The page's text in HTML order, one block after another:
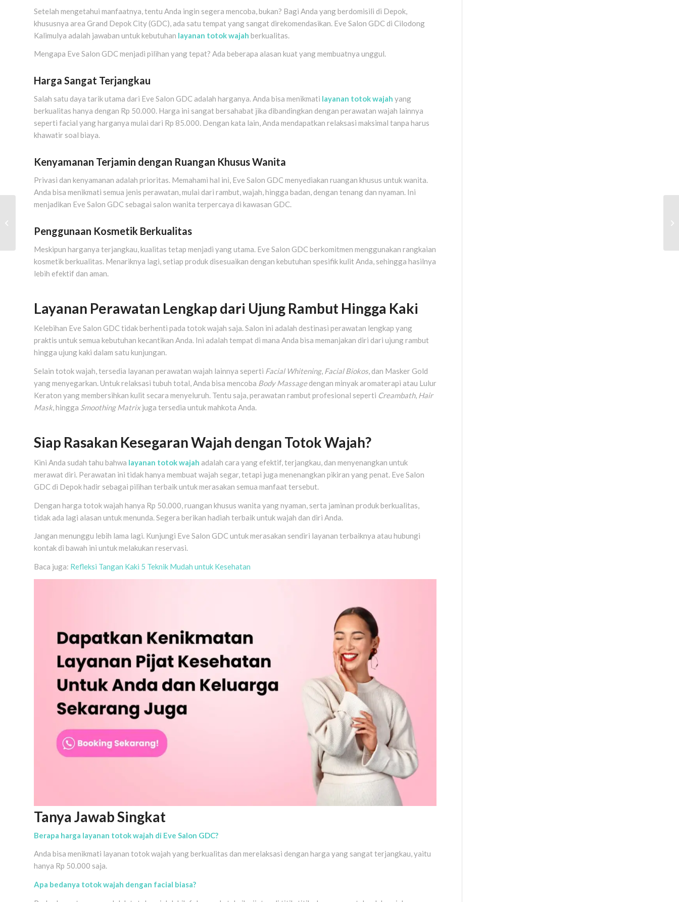
Setelah mengetahui manfaatnya, tentu Anda ingin segera mencoba, bukan? Bagi Anda yang berdomisili di Depok,
khususnya area Grand Depok City (GDC), ada satu tempat yang sangat direkomendasikan. Eve Salon GDC di Cilodong
Kalimulya adalah jawaban untuk kebutuhan layanan totok wajah berkualitas.
Mengapa Eve Salon GDC menjadi pilihan yang tepat? Ada beberapa alasan kuat yang membuatnya unggul.
Harga Sangat Terjangkau
Salah satu daya tarik utama dari Eve Salon GDC adalah harganya. Anda bisa menikmati layanan totok wajah yang
berkualitas hanya dengan Rp 50.000. Harga ini sangat bersahabat jika dibandingkan dengan perawatan wajah lainnya
seperti facial yang harganya mulai dari Rp 85.000. Dengan kata lain, Anda mendapatkan relaksasi maksimal tanpa harus
khawatir soal biaya.
Kenyamanan Terjamin dengan Ruangan Khusus Wanita
Privasi dan kenyamanan adalah prioritas. Memahami hal ini, Eve Salon GDC menyediakan ruangan khusus untuk wanita.
Anda bisa menikmati semua jenis perawatan, mulai dari rambut, wajah, hingga badan, dengan tenang dan nyaman. Ini
menjadikan Eve Salon GDC sebagai salon wanita terpercaya di kawasan GDC.
Penggunaan Kosmetik Berkualitas
Meskipun harganya terjangkau, kualitas tetap menjadi yang utama. Eve Salon GDC berkomitmen menggunakan rangkaian
kosmetik berkualitas. Menariknya lagi, setiap produk disesuaikan dengan kebutuhan spesifik kulit Anda, sehingga hasilnya
lebih efektif dan aman.
Layanan Perawatan Lengkap dari Ujung Rambut Hingga Kaki
Kelebihan Eve Salon GDC tidak berhenti pada totok wajah saja. Salon ini adalah destinasi perawatan lengkap yang
praktis untuk semua kebutuhan kecantikan Anda. Ini adalah tempat di mana Anda bisa memanjakan diri dari ujung rambut
hingga ujung kaki dalam satu kunjungan.
Selain totok wajah, tersedia layanan perawatan wajah lainnya seperti Facial Whitening, Facial Biokos, dan Masker Gold
yang menyegarkan. Untuk relaksasi tubuh total, Anda bisa mencoba Body Massagedengan minyak aromaterapi atau Lulur
Keraton yang membersihkan kulit secara menyeluruh. Tentu saja, perawatan rambut profesional seperti Creambath, Hair
Mask, hingga Smoothing Matrixjuga tersedia untuk mahkota Anda.
Siap Rasakan Kesegaran Wajah dengan Totok Wajah?
Kini Anda sudah tahu bahwa layanan totok wajah adalah cara yang efektif, terjangkau, dan menyenangkan untuk
merawat diri. Perawatan ini tidak hanya membuat wajah segar, tetapi juga menenangkan pikiran yang penat. Eve Salon
GDC di Depok hadir sebagai pilihan terbaik untuk merasakan semua manfaat tersebut.
Dengan harga totok wajah hanya Rp 50.000, ruangan khusus wanita yang nyaman, serta jaminan produk berkualitas,
tidak ada lagi alasan untuk menunda. Segera berikan hadiah terbaik untuk wajah dan diri Anda.
Jangan menunggu lebih lama lagi. Kunjungi Eve Salon GDC untuk merasakan sendiri layanan terbaiknya atau hubungi
kontak di bawah ini untuk melakukan reservasi.
Baca juga: Refleksi Tangan Kaki 5 Teknik Mudah untuk Kesehatan
Tanya Jawab Singkat
Berapa harga layanan totok wajah di Eve Salon GDC?
Anda bisa menikmati layanan totok wajah yang berkualitas dan merelaksasi dengan harga yang sangat terjangkau, yaitu
hanya Rp 50.000 saja.
Apa bedanya totok wajah dengan facial biasa?
Mengenal Pijat
Sejarah, Manfaat, dan
Rekomendasi Ter...